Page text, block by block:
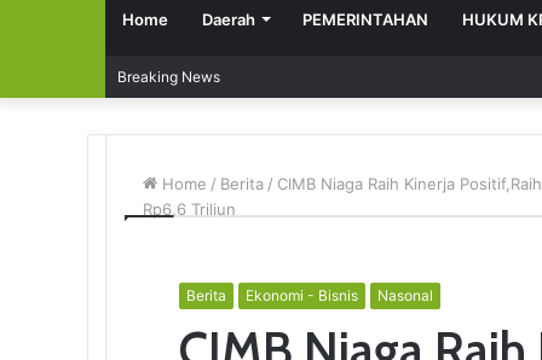
Home Daerah PEMERINTAHAN HUKUM
Breaking News
Home / Berita / CIMB Niaga Raih Kinerja
Rp6,6 Triliun
Berita Ekonomi - Bisnis Nasonal